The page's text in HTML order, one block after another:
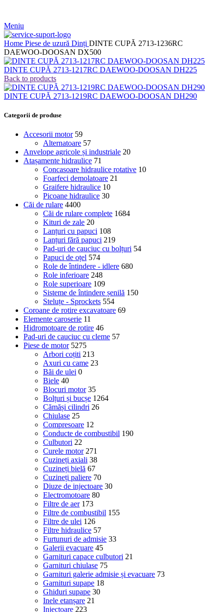
Meniu
Home Piese de uzură Dinți DINTE CUPĂ 2713-1236RC
DAEWOO-DOOSAN DX500
DINTE CUPĂ 2713-1217RC DAEWOO-DOOSAN DH225
Back to products
DINTE CUPĂ 2713-1219RC DAEWOO-DOOSAN DH290
Categorii de produse
Accesorii motor 59
Alternatoare 57
Anvelope agricole și industriale 20
Atașamente hidraulice 71
Concasoare hidraulice rotative 10
Foarfeci demolatoare 21
Graifere hidraulice 10
Picoane hidraulice 30
Căi de rulare 4400
Căi de rulare complete 1684
Kituri de zale 20
Lanțuri cu papuci 108
Lanțuri fără papuci 219
Pad-uri de cauciuc cu bolțuri 54
Papuci de oțel 574
Role de întindere - idlere 680
Role inferioare 248
Role superioare 109
Sisteme de întindere șenilă 150
Steluțe - Sprockets 554
Coroane de rotire excavatoare 69
Elemente caroserie 11
Hidromotoare de rotire 46
Pad-uri de cauciuc cu cleme 57
Piese de motor 5275
Arbori coțiti 213
Axuri cu came 23
Băi de ulei 0
Biele 40
Blocuri motor 35
Bolțuri și bucșe 1264
Cămăși cilindri 26
Chiulase 25
Compresoare 12
Conducte de combustibil 190
Culbutori 22
Curele motor 271
Cuzineți axiali 38
Cuzineți bielă 67
Cuzineți paliere 70
Diuze de injectoare 30
Electromotoare 80
Filtre de aer 173
Filtre de combustibil 155
Filtre de ulei 126
Filtre hidraulice 57
Furtunuri de admisie 33
Galerii evacuare 45
Garnituri capace culbutori 21
Garnituri chiulase 75
Garnituri galerie admisie și evacuare 73
Garnituri supape 18
Ghiduri supape 30
Inele etanșare 21
Injectoare 223